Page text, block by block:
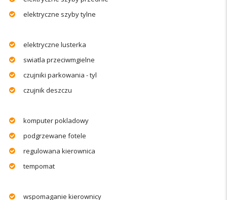
elektryczne szyby tylne
elektryczne lusterka
swiatla przeciwmgielne
czujniki parkowania - tyl
czujnik deszczu
komputer pokladowy
podgrzewane fotele
regulowana kierownica
tempomat
wspomaganie kierownicy